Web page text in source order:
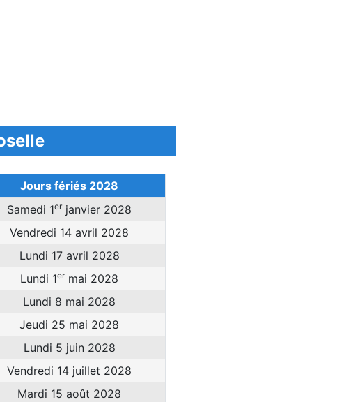
Jours fériés 2028
Samedi 1erjanvier 2028
Vendredi 14 avril 2028
Lundi 17 avril 2028
Lundi 1ermai 2028
Lundi 8 mai 2028
Jeudi 25 mai 2028
Lundi 5 juin 2028
Vendredi 14 juillet 2028
Mardi 15 août 2028